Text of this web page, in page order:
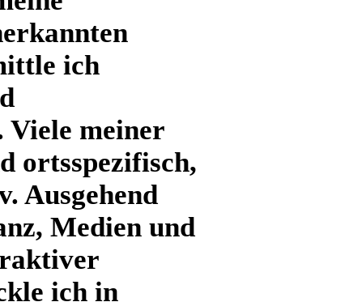
ich
meiner
ortsspezifisch,
Ausgehend
Medien und
ich in